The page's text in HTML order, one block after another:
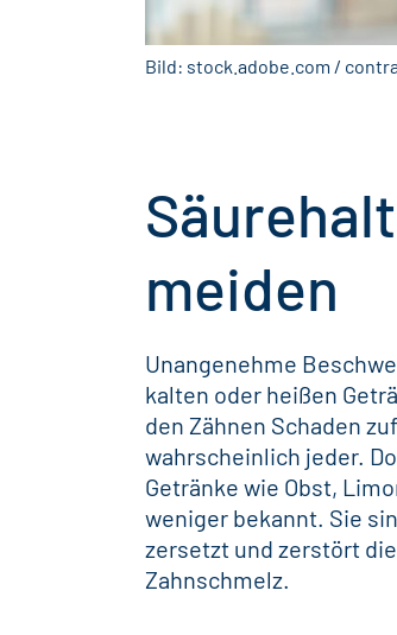
Bild: stock.adobe.com /
meiden
Unangenehme
kalten oder heißen
den Zähnen Schaden
wahrscheinlich jeder.
Getränke wie Obst,
weniger bekannt. Sie
zersetzt und zerstört
Zahnschmelz.